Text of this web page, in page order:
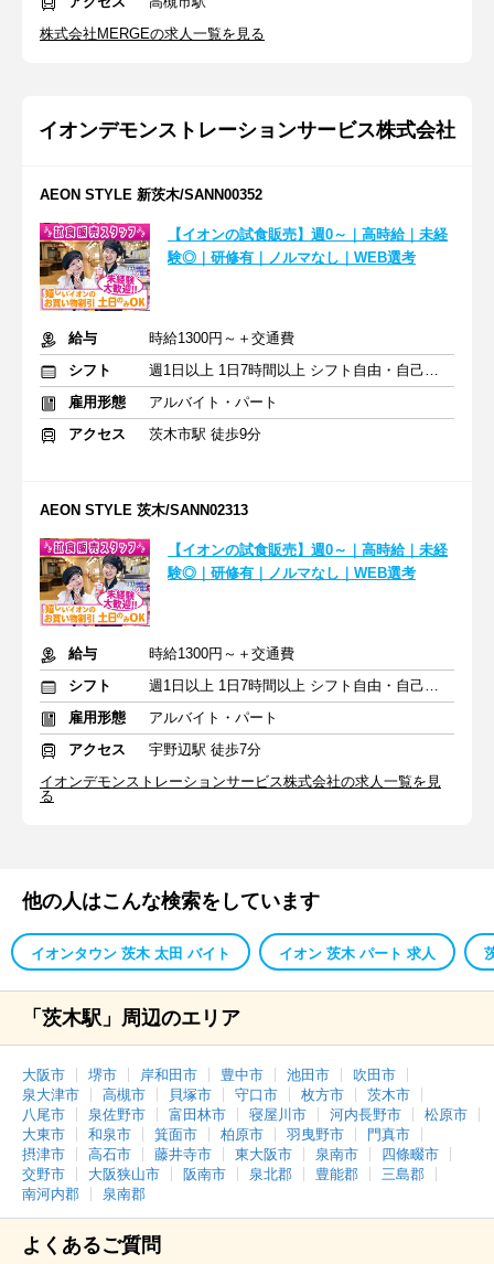
株式会社MERGEの求人一覧を見る
イオンデモンストレーションサービス株式会社
AEON STYLE 新茨木/SANN00352
【イオンの試食販売】週0～｜高時給｜未経
験◎｜研修有｜ノルマなし｜WEB選考
給与
時給1300円～＋交通費
シフト
週1日以上 1日7時間以上 シフト自由・自己申告
雇用形態
アルバイト・パート
アクセス
茨木市駅 徒歩9分
AEON STYLE 茨木/SANN02313
【イオンの試食販売】週0～｜高時給｜未経
験◎｜研修有｜ノルマなし｜WEB選考
給与
時給1300円～＋交通費
シフト
週1日以上 1日7時間以上 シフト自由・自己申告
雇用形態
アルバイト・パート
アクセス
宇野辺駅 徒歩7分
イオンデモンストレーションサービス株式会社の求人一覧を見
る
他の人はこんな検索をしています
イオンタウン 茨木 太田 バイト イオン 茨木 パート 求人
「茨木駅」周辺のエリア
大阪市 堺市 岸和田市 豊中市 池田市
吹田市
泉大津市
高槻市 貝塚市 守口市 枚方市
茨木市
八尾市
泉佐野市 富田林市 寝屋川市 河内長野市
松原市
大東市
和泉市 箕面市 柏原市 羽曳野市
門真市
摂津市
高石市 藤井寺市 東大阪市 泉南市
四條畷市
交野市
大阪狭山市 阪南市 泉北郡 豊能郡
三島郡
南河内郡
泉南郡
よくあるご質問